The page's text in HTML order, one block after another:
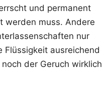
und permanent
werden muss. Andere
nur
Flüssigkeit ausreichend
der Geruch wirklich